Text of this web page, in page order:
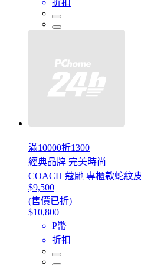
折扣
滿10000折1300
經典品牌 完美時尚
COACH 蔻馳 專櫃款蛇紋
$9,500
(售價已折)
$10,800
P幣
折扣